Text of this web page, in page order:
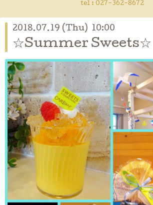
tel : 027-362-8672
2018.07.19 (Thu) 10:00
☆Summer Sweets☆